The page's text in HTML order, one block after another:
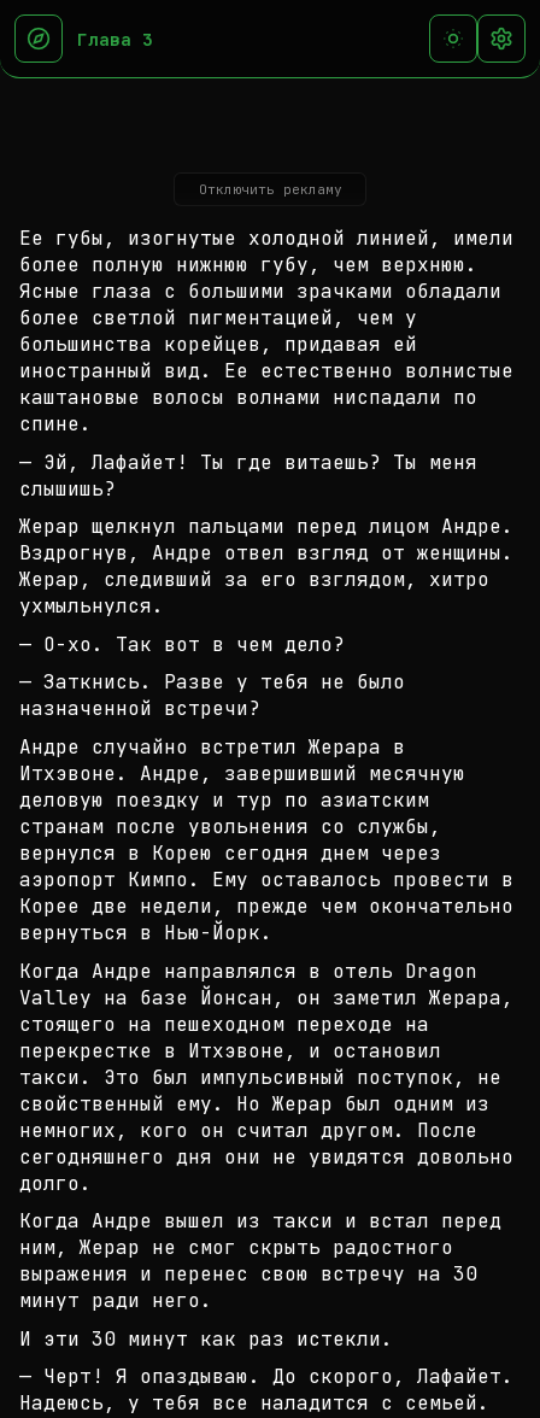
Глава 3
Отключить рекламу
Ее губы, изогнутые холодной линией, имели
более полную нижнюю губу, чем верхнюю.
Ясные глаза с большими зрачками обладали
более светлой пигментацией, чем у
большинства корейцев, придавая ей
иностранный вид. Ее естественно волнистые
каштановые волосы волнами ниспадали по
спине.
— Эй, Лафайет! Ты где витаешь? Ты меня
слышишь?
Жерар щелкнул пальцами перед лицом Андре.
Вздрогнув, Андре отвел взгляд от женщины.
Жерар, следивший за его взглядом, хитро
ухмыльнулся.
— О-хо. Так вот в чем дело?
— Заткнись. Разве у тебя не было
назначенной встречи?
Андре случайно встретил Жерара в
Итхэвоне. Андре, завершивший месячную
деловую поездку и тур по азиатским
странам после увольнения со службы,
вернулся в Корею сегодня днем через
аэропорт Кимпо. Ему оставалось провести в
Корее две недели, прежде чем окончательно
вернуться в Нью-Йорк.
Когда Андре направлялся в отель Dragon
Valley на базе Йонсан, он заметил Жерара,
стоящего на пешеходном переходе на
перекрестке в Итхэвоне, и остановил
такси. Это был импульсивный поступок, не
свойственный ему. Но Жерар был одним из
немногих, кого он считал другом. После
сегодняшнего дня они не увидятся довольно
долго.
Когда Андре вышел из такси и встал перед
ним, Жерар не смог скрыть радостного
выражения и перенес свою встречу на 30
минут ради него.
И эти 30 минут как раз истекли.
— Черт! Я опаздываю. До скорого, Лафайет.
Надеюсь,
у тебя все наладится с семьей.